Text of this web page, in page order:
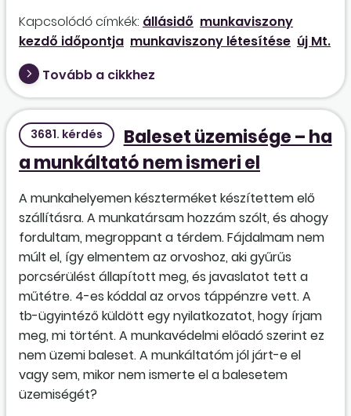
Kapcsolódó címkék: állásidő munkaviszony
kezdő időpontja munkaviszony létesítése új Mt.
Tovább a cikkhez
3681. kérdés
Baleset üzemisége – ha
a munkáltató nem ismeri el
A munkahelyemen készterméket készítettem elő
szállításra. A munkatársam hozzám szólt, és ahogy
fordultam, megroppant a térdem. Fájdalmam nem
múlt el, így elmentem az orvoshoz, aki gyűrűs
porcsérülést állapított meg, és javaslatot tett a
műtétre. 4-es kóddal az orvos táppénzre vett. A
tb-ügyintéző küldött egy nyilatkozatot, hogy írjam
meg, mi történt. A munkavédelmi előadó szerint ez
nem üzemi baleset. A munkáltatóm jól járt-e el
vagy sem, mikor nem ismerte el a balesetem
üzemiségét?